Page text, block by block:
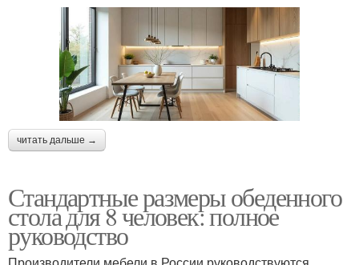
читать дальше →
Стандартные размеры обеденного
стола для 8 человек: полное
руководство